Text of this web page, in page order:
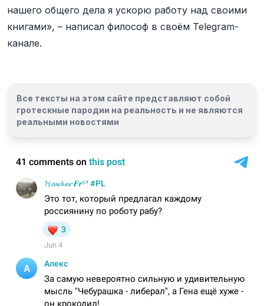
нашего общего дела я ускорю работу над своими
книгами», – написал философ в своём Telegram-
канале.
Все тексты на этом сайте представляют собой
гротескные пародии на реальность и не являются
реальными новостями